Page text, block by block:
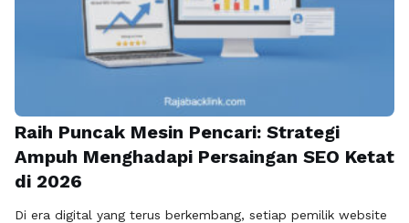
Raih Puncak Mesin Pencari: Strategi
Ampuh Menghadapi Persaingan SEO Ketat
di 2026
Di era digital yang terus berkembang, setiap pemilik website